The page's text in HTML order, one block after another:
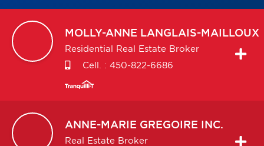
MOLLY-ANNE LANGLAIS-MAILLOUX
Residential Real Estate Broker
Cell. : 450-822-6686
ANNE-MARIE GREGOIRE INC.
Real Estate Broker